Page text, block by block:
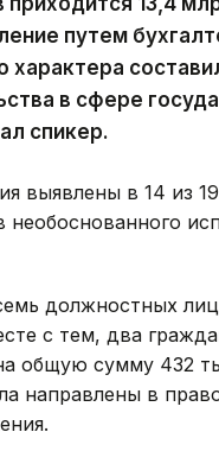
путем
характера
в сфере
спикер.
выявлены в 14 из
должностных
с тем, два
общую сумму 432
направлены в